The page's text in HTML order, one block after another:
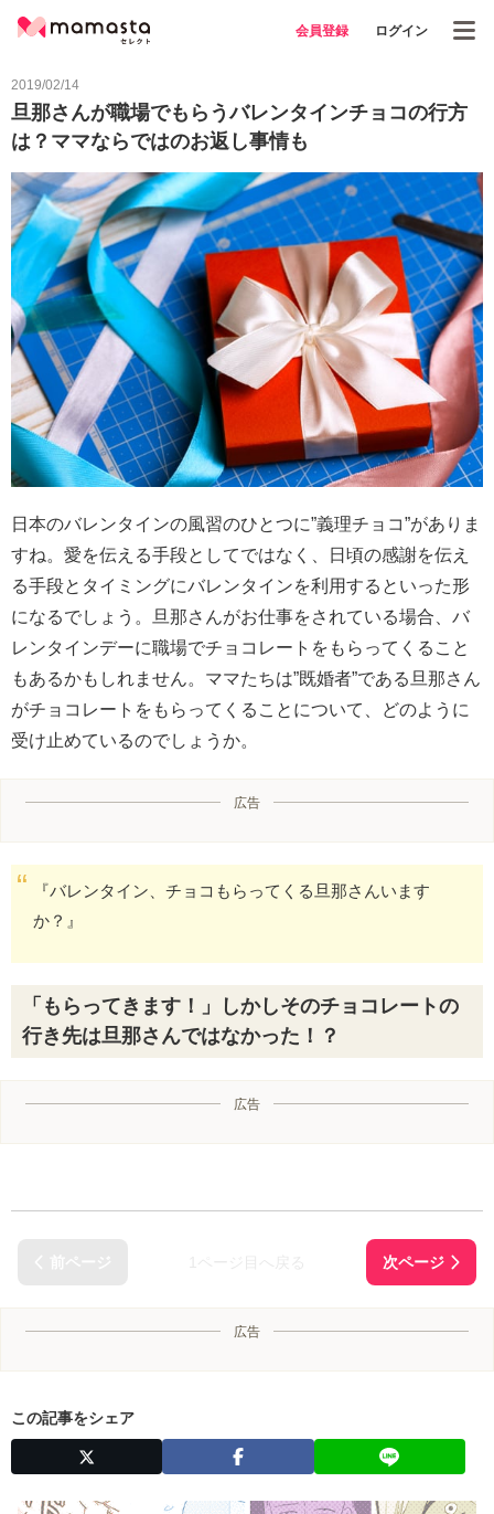
会員登録 ログイン
2019/02/14
旦那さんが職場でもらうバレンタインチョコの行方
は？ママならではのお返し事情も
日本のバレンタインの風習のひとつに”義理チョコ”がありま
すね。愛を伝える手段としてではなく、日頃の感謝を伝え
る手段とタイミングにバレンタインを利用するといった形
になるでしょう。旦那さんがお仕事をされている場合、バ
レンタインデーに職場でチョコレートをもらってくること
もあるかもしれません。ママたちは”既婚者”である旦那さん
がチョコレートをもらってくることについて、どのように
受け止めているのでしょうか。
広告
『バレンタイン、チョコもらってくる旦那さんいます
か？』
「もらってきます！」しかしそのチョコレートの
行き先は旦那さんではなかった！？
広告
広告
この記事をシェア